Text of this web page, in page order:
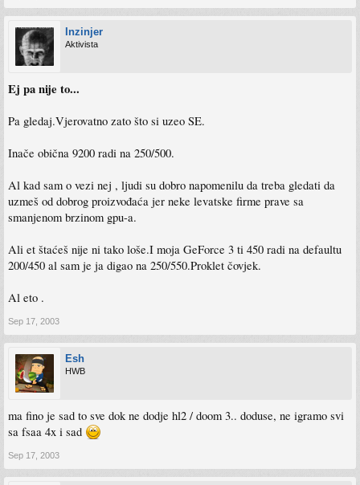
Inzinjer
Aktivista
Ej pa nije to...
Pa gledaj.Vjerovatno zato što si uzeo SE.
Inače obična 9200 radi na 250/500.
Al kad sam o vezi nej , ljudi su dobro napomenilu da treba gledati da
uzmeš od dobrog proizvođaća jer neke levatske firme prave sa
smanjenom brzinom gpu-a.
Ali et štaćeš nije ni tako loše.I moja GeForce 3 ti 450 radi na defaultu
200/450 al sam je ja digao na 250/550.Proklet čovjek.
Al eto .
Sep 17, 2003
Esh
HWB
ma fino je sad to sve dok ne dodje hl2 / doom 3.. doduse, ne igramo svi
sa fsaa 4x i sad
Sep 17, 2003